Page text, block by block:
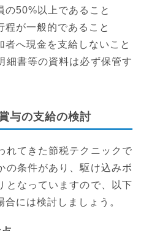
の50%以上であること
程が一般的であること
者へ現金を支給しないこと
細書等の資料は必ず保管す
与の支給の検討
れてきた節税テクニックで
の条件があり、駆け込みボ
となっていますので、以下
には検討しましょう。